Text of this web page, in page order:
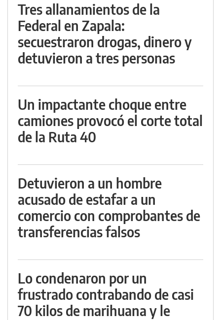
Tres allanamientos de la
Federal en Zapala:
secuestraron drogas, dinero y
detuvieron a tres personas
Un impactante choque entre
camiones provocó el corte total
de la Ruta 40
Detuvieron a un hombre
acusado de estafar a un
comercio con comprobantes de
transferencias falsos
Lo condenaron por un
frustrado contrabando de casi
70 kilos de marihuana y le